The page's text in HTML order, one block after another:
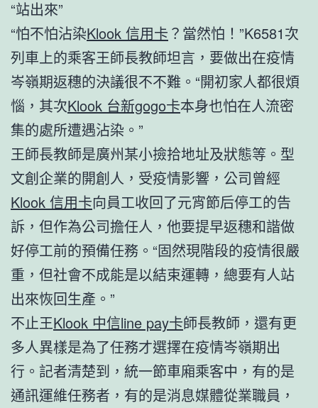
“站出來”
“怕不怕沾染Klook 信用卡 ？當然怕！”K6581次
列車上的乘客王師長教師坦言，要做出在疫情
岑嶺期返穗的決議很不不難。“開初家人都很煩
惱，其次Klook 台新gogo卡本身也怕在人流密
集的處所遭遇沾染。”
王師長教師是廣州某小撿拾地址及狀態等。型
文創企業的開創人，受疫情影響，公司曾經
Klook 信用卡向員工收回了元宵節后停工的告
訴，但作為公司擔任人，他要提早返穗和諧做
好停工前的預備任務。“固然現階段的疫情很嚴
重，但社會不成能是以結束運轉，總要有人站
出來恢回生產。”
不止王Klook 中信line pay卡師長教師，還有更
多人異樣是為了任務才選擇在疫情岑嶺期出
行。記者清楚到，統一節車廂乘客中，有的是
通訊運維任務者，有的是消息媒體從業職員，